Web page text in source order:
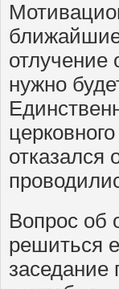
отлучение
нужно
отказался
Вопрос об
решиться
заседание